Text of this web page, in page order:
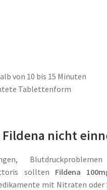
von 10 bis 15 Minuten
Tablettenform
nicht
sollten Fildena
mit Nitraten